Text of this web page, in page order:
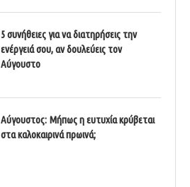
5 συνήθειες για να διατηρήσεις την
ενέργειά σου, αν δουλεύεις τον
Αύγουστο
Αύγουστος: Μήπως η ευτυχία κρύβεται
στα καλοκαιρινά πρωινά;